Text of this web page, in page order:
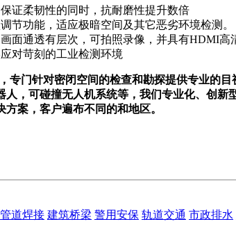
证柔韧性的同时，抗耐磨性提升数倍
节功能，适应极暗空间及其它恶劣环境检测。
面通透有层次，可拍照录像，并具有HDMI
对苛刻的工业检测环境
门针对密闭空间的检查和勘探提供专业的
，可碰撞无人机系统等，我们专业化、创
案，客户遍布不同的和地区。
管道焊接 建筑桥梁 警用安保 轨道交通 市政排水